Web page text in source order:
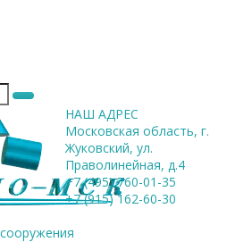
НАШ АДРЕС
Московская область, г.
Жуковский, ул.
Праволинейная, д.4
+7 (495) 760-01-35
+7 (915) 162-60-30